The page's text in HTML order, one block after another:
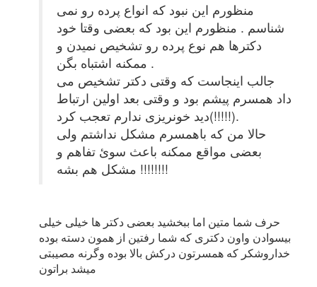
منظورم این نبود که انواع پرده رو نمی
شناسم . منظورم این بود که بعضی وقتا خود
دکترها هم نوع پرده رو تشخیص نمیدن و
ممکنه اشتباه بگن .
جالب اینجاست که وقتی دکتر تشخیص می
داد همسرم پیشم بود و وقتی بعد اولین ارتباط
دید خونریزی ندارم تعجب کرد(!!!!!).
حالا من که باهمسرم مشکل نداشتم ولی
بعضی مواقع ممکنه باعث سوئ تفاهم و
مشکل هم بشه !!!!!!!!
حرف شما متین اما ببخشید بعضی دکتر ها خیلی خیلی
بیسوادن واون دکتری که شما رفتین از همون دسته بوده
خداروشکر که همسرتون درکش بالا بوده وگرنه مصیبتی
میشد براتون